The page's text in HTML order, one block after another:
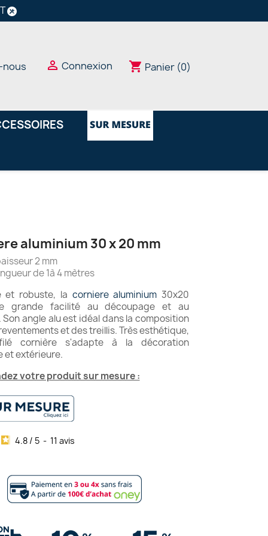
 Connexion shopping_cart Panier (0)
aluminium 30 x 20 mm
2 mm
de 1à 4 mètres
et robuste, la corniere aluminium 30x20
grande facilité au découpage et au
angle alu est idéal dans la composition
et des treillis. Très esthétique,
cornière s'adapte à la décoration
et extérieure.
votre produit sur mesure :
4.8 / 5 - 11 avis